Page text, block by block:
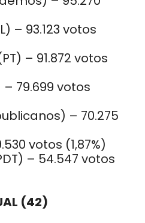
– 93.123 votos
– 91.872 votos
79.699 votos
– 70.275
votos (1,87%)
– 54.547 votos
(42)